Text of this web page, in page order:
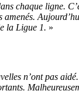
chaque ligne.
la Ligue 1. »
n’ont pas